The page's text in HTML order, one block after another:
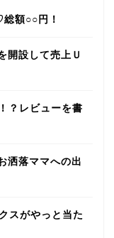
額○○円！
開設して売上Ｕ
？レビューを書
洒落ママへの出
スがやっと当た